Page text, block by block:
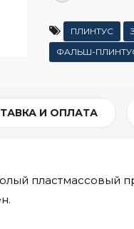
ПЛИНТУС
ФАЛЬШ-
И ОПЛАТА
пластмассовый